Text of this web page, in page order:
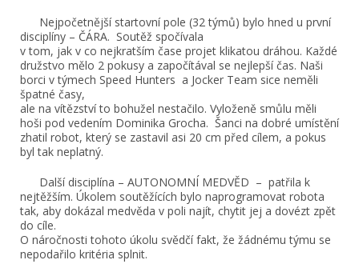
Nejpočetnější startovní pole (32 týmů) bylo hned u první
disciplíny – ČÁRA. Soutěž spočívala
v tom, jak v co nejkratším čase projet klikatou dráhou. Každé
družstvo mělo 2 pokusy a započítával se nejlepší čas. Naši
borci v týmech Speed Hunters a Jocker Team sice neměli
špatné časy,
ale na vítězství to bohužel nestačilo. Vyloženě smůlu měli
hoši pod vedením Dominika Grocha. Šanci na dobré umístění
zhatil robot, který se zastavil asi 20 cm před cílem, a pokus
byl tak neplatný.
Další disciplína – AUTONOMNÍ MEDVĚD – patřila k
nejtěžším. Úkolem soutěžících bylo naprogramovat robota
tak, aby dokázal medvěda v poli najít, chytit jej a dovézt zpět
do cíle.
O náročnosti tohoto úkolu svědčí fakt, že žádnému týmu se
nepodařilo kritéria splnit.